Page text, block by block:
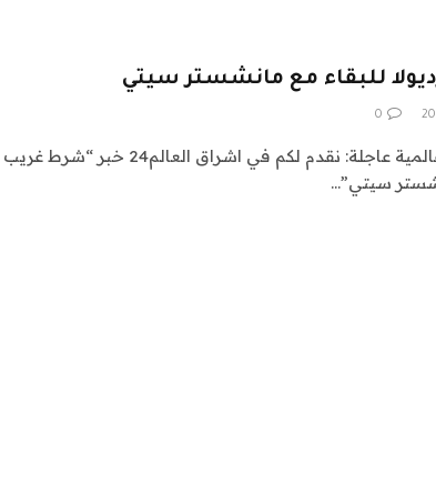
للبقاء مع مانشستر سيتي
0
اشراق العالم 24 متابعات عالمية عاجلة: نقدم لكم في اشراق العالم24 خبر “شرط غريب
سيتي”…